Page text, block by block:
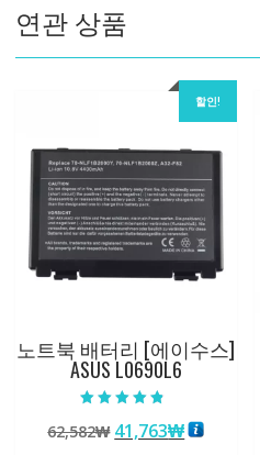
연관 상품
할인!
노트북 배터리 [에이수스]
ASUS L0690L6
4.50
로 평가됨
62,582₩ 원
41,763₩현